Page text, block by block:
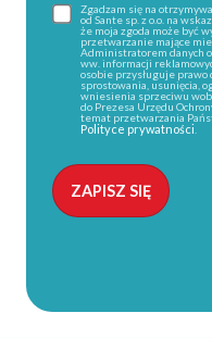
Zgadzam się na
od Sante sp. z o.o. na
że moja zgoda może być
przetwarzanie mające
Administratorem danych
ww. informacji
osobie przysługuje prawo
sprostowania, usunięcia,
wniesienia sprzeciwu
do Prezesa Urzędu
temat przetwarzania
Polityce prywatności